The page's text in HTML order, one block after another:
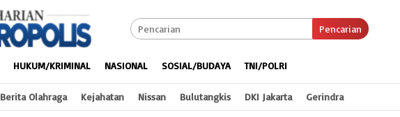
Pencarian
HUKUM/KRIMINAL NASIONAL SOSIAL/BUDAYA TNI/POLRI
Berita Olahraga Kejahatan Nissan Bulutangkis DKI Jakarta Gerindra